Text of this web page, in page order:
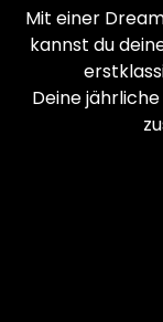
Mit einer
kannst du
Deine